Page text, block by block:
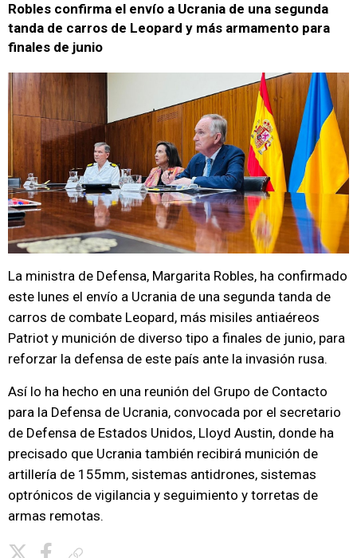
Robles confirma el envío a Ucrania de una segunda
tanda de carros de Leopard y más armamento para
finales de junio
La ministra de Defensa, Margarita Robles, ha confirmado
este lunes el envío a Ucrania de una segunda tanda de
carros de combate Leopard, más misiles antiaéreos
Patriot y munición de diverso tipo a finales de junio, para
reforzar la defensa de este país ante la invasión rusa.
Así lo ha hecho en una reunión del Grupo de Contacto
para la Defensa de Ucrania, convocada por el secretario
de Defensa de Estados Unidos, Lloyd Austin, donde ha
precisado que Ucrania también recibirá munición de
artillería de 155mm, sistemas antidrones, sistemas
optrónicos de vigilancia y seguimiento y torretas de
armas remotas.